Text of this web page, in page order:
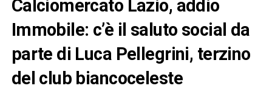
Calciomercato Lazio, addio
Immobile: c’è il saluto social da
parte di Luca Pellegrini, terzino
del club biancoceleste